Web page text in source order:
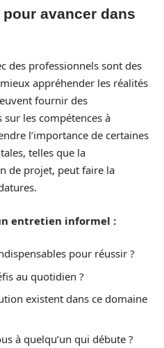
avancer dans
des professionnels sont des
appréhender les réalités
fournir des
les compétences à
l’importance de certaines
telles que la
de projet, peut faire la
entretien informel :
pour réussir ?
au quotidien ?
existent dans ce domaine
à quelqu’un qui débute ?